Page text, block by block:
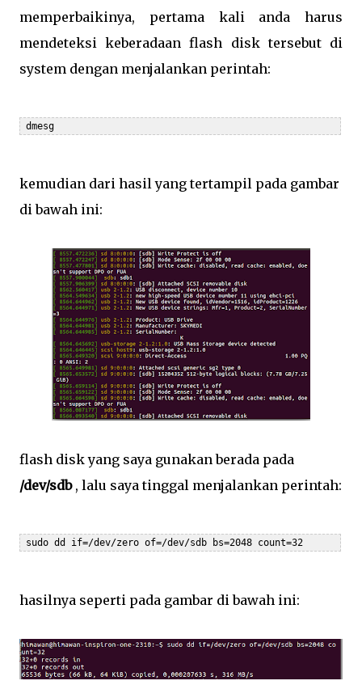
memperbaikinya, pertama kali anda harus
mendeteksi keberadaan flash disk tersebut di
system dengan menjalankan perintah:
dmesg
kemudian dari hasil yang tertampil pada gambar
di bawah ini:
flash disk yang saya gunakan berada pada
/dev/sdb, lalu saya tinggal menjalankan perintah:
sudo dd if=/dev/zero of=/dev/sdb bs=2048 count=32
hasilnya seperti pada gambar di bawah ini: